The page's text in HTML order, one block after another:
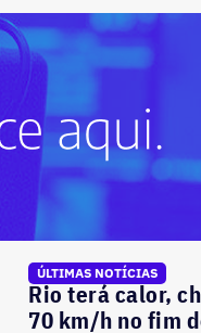
ÚLTIMAS NOTÍCIAS
Rio terá calor,
70 km/h no fim